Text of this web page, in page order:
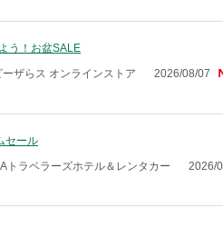
う！お盆SALE
ーザらス オンラインストア 2026/08/07
セール
トラベラーズホテル＆レンタカー 2026/